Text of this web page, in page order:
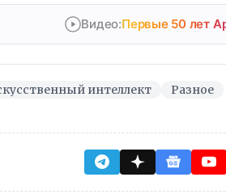
Видео:Первые 50 лет
интеллект Разное